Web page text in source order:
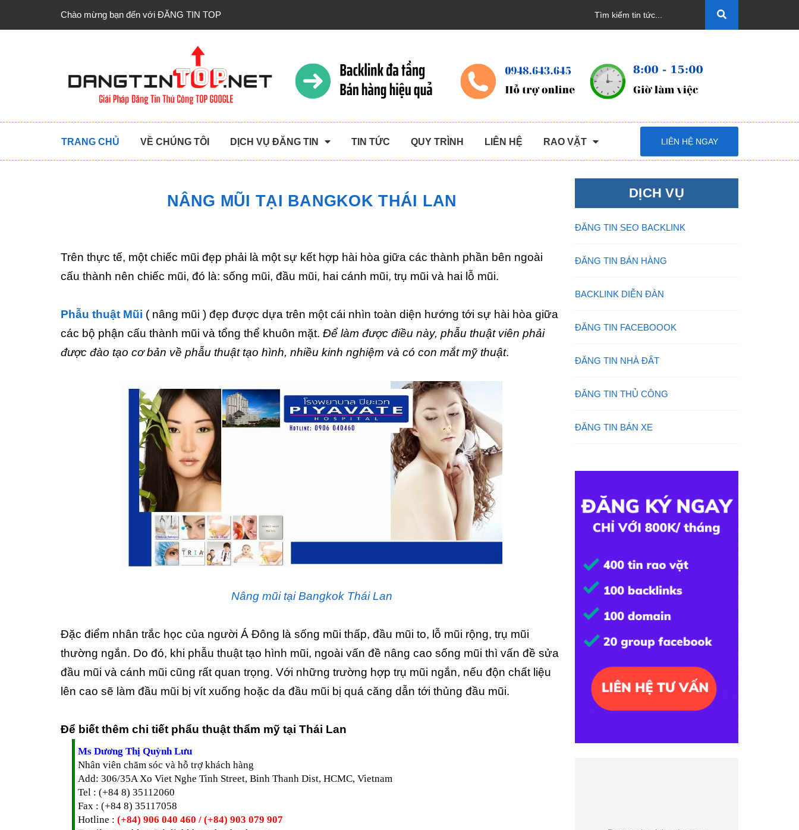
Chào mừng bạn đến với ĐĂNG TIN TOP
TRANG CHỦ VỀ CHÚNG TÔI DỊCH VỤ ĐĂNG TIN TIN TỨC QUY TRÌNH LIÊN HỆ RAO VẶT LIÊN HỆ NGAY
NÂNG MŨI TẠI BANGKOK THÁI LAN
Trên thực tế, một chiếc mũi đẹp phải là một sự kết hợp hài hòa giữa các thành phần bên ngoài
cấu thành nên chiếc mũi, đó là: sống mũi, đầu mũi, hai cánh mũi, trụ mũi và hai lỗ mũi.
Phẫu thuật Mũi ( nâng mũi ) đẹp được dựa trên một cái nhìn toàn diện hướng tới sự hài hòa giữa
các bộ phận cấu thành mũi và tổng thể khuôn mặt. Để làm được điều này, phẫu thuật viên phải
được đào tạo cơ bản về phẫu thuật tạo hình, nhiều kinh nghiệm và có con mắt mỹ thuật.
Nâng mũi tại Bangkok Thái Lan
Đặc điểm nhân trắc học của người Á Đông là sống mũi thấp, đầu mũi to, lỗ mũi rộng, trụ mũi
thường ngắn. Do đó, khi phẫu thuật tạo hình mũi, ngoài vấn đề nâng cao sống mũi thì vấn đề sửa
đầu mũi và cánh mũi cũng rất quan trọng. Với những trường hợp trụ mũi ngắn, nếu độn chất liệu
lên cao sẽ làm đầu mũi bị vít xuống hoặc da đầu mũi bị quá căng dẫn tới thủng đầu mũi.
Để biết thêm chi tiết phẩu thuật thẩm mỹ tại Thái Lan
Ms Dương Thị Quỳnh Lưu
Nhân viên chăm sóc và hỗ trợ khách hàng
Add: 306/35A Xo Viet Nghe Tinh Street, Binh Thanh Dist, HCMC, Vietnam
Tel : (+84 8) 35112060
Fax : (+84 8) 35117058
Hotline : (+84) 906 040 460 / (+84) 903 079 907
DỊCH VỤ
ĐĂNG TIN SEO BACKLINK
ĐĂNG TIN BÁN HÀNG
BACKLINK DIỄN ĐÀN
ĐĂNG TIN FACEBOOOK
ĐĂNG TIN NHÀ ĐẤT
ĐĂNG TIN THỦ CÔNG
ĐĂNG TIN BÁN XE